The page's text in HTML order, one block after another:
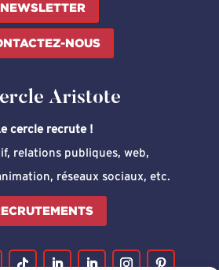
NEWSLETTER
NOUS
Aristote
cercle recrute !
relations publiques, web,
réseaux sociaux, etc.